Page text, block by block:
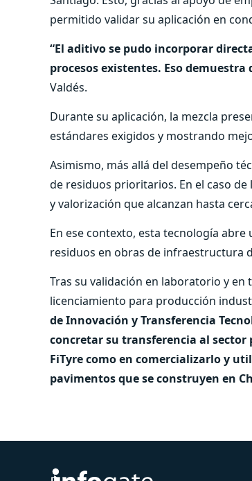
permitido validar su aplicación en
“El aditivo se pudo incorporar
procesos existentes. Eso
Valdés.
Durante su aplicación, la mezcla
estándares exigidos y mostrando
Asimismo, más allá del desempeño
de residuos prioritarios. En el caso de
y valorización que alcanzan hasta
En ese contexto, esta tecnología
residuos en obras de infraestructura
Tras su validación en laboratorio y
licenciamiento para producción
de Innovación y Transferencia
concretar su transferencia al
FiTyre como en comercializarlo y
pavimentos que se construyen en